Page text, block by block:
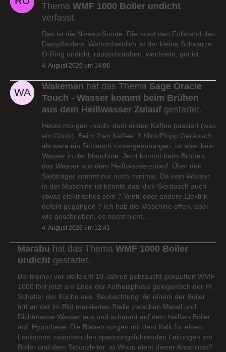
Thema WMF 1000 Boiler undicht
verfasst.
Das ist die Niveau-Sonde. Die misst den Füllstand des
Dampfboilers. Wahrscheinlich ist der kleine Schwarze
O-Ring undicht. rausschrauben, wechseln, gut ist
4. August 2026 um 14:06
Wakeman hat das Thema Sage Oracle
Touch - Wasser kommt beim Brühen
aus dem Heißwasser Zulauf gestartet.
Heute morgen -nach- dem ersten Kaffee passiert (was
ein Glück): Beim 2ten Kaffee: 1 Klick/Plopp Geräusch,
als wäre ein Schlauch runtergesprungen, ist aber kein
Wasser in der Maschine. Jetzt kommt beim Brühen
das Wasser aus dem Heißwasserzulauf. Über den
Siebträger kommt nur noch minimal. Da kein Wasser
in der Maschine ist könnte das klick-Geräusch auch
etwas elektrisches sein ? Ventil oder andere Elektrik
defekt gegangen ? Ich hab die Maschine offen, aber
wie geschrieben, es riecht nicht…
4. August 2026 um 12:41
Marabu hat das Thema WMF 1000 Boiler
undicht gestartet.
Bei meiner vor vielleicht 10 Jahren gebraucht gekauften WMF
1000 löst jetzt am Ende der Aufheizphase gelegentlich der FI
Schalter der Küche aus. Beobachtung: An einem der Boiler
tritt an der im Bild markierten Stelle zwischen Metall und
Dichtmasse Wasser aus und schäumt auf dem heißen Boiler
auf. Hypothese: Die Blasen sorgen mit dem Kalk für einen
Leckstrom zwischen den spannungsführenden Leitungen am
Boiler und dem Schutzleiter. a) Wozu dient dieser Anschluss?